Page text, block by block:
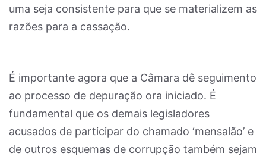
uma seja consistente para que se materializem as
razões para a cassação.
É importante agora que a Câmara dê seguimento
ao processo de depuração ora iniciado. É
fundamental que os demais legisladores
acusados de participar do chamado ‘mensalão’ e
de outros esquemas de corrupção também sejam